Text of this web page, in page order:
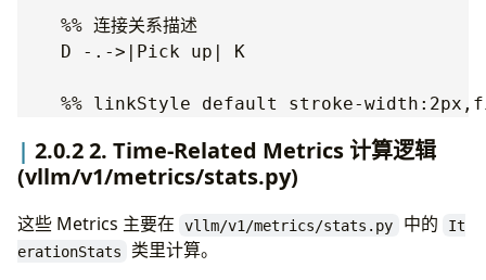
    %% 连接关系描述
    D -.->|Pick up| K
2.0.2 2. Time-Related Metrics 计算逻辑
(vllm/v1/metrics/stats.py)
这些 Metrics 主要在 vllm/v1/metrics/stats.py 中的
It
erationStats
类里计算。